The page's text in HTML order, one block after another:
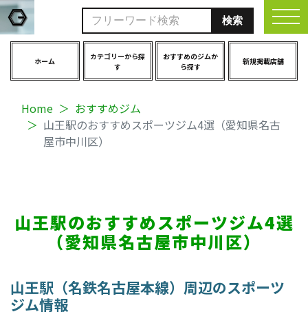
ホーム
カテゴリーから探
す
おすすめのジムか
ら探す
新規掲載店舗
Home
おすすめジム
山王駅のおすすめスポーツジム4選（愛知県名古
屋市中川区）
山王駅のおすすめスポーツジム4選
（愛知県名古屋市中川区）
山王駅（名鉄名古屋本線）周辺のスポーツ
ジム情報